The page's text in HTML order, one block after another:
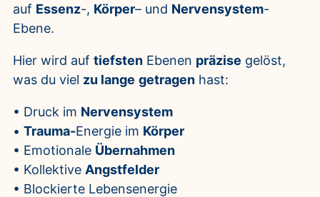
auf Essenz-, Körper– und Nervensystem-
Ebene.
Hier wird auf tiefsten Ebenen präzise gelöst,
was du viel zu lange getragen hast:
• Druck im Nervensystem
• Trauma-Energie im Körper
• Emotionale Übernahmen
• Kollektive Angstfelder
• Blockierte Lebensenergie